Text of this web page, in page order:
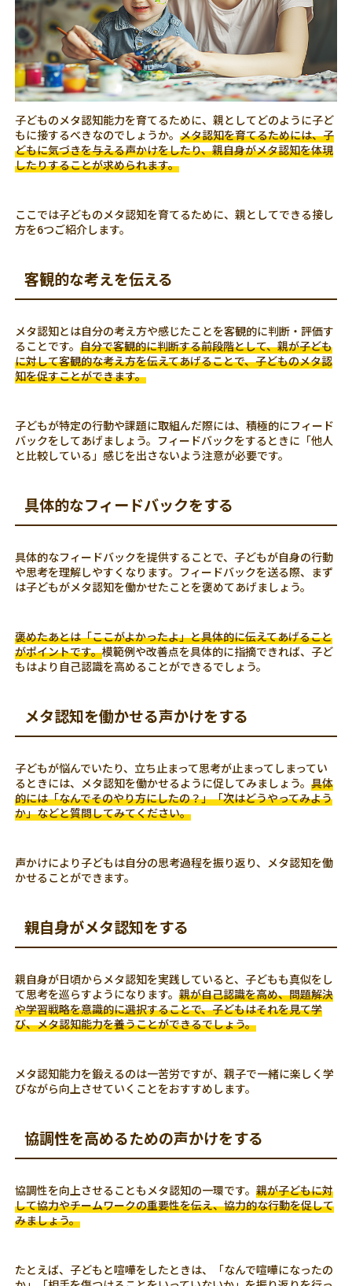
子どものメタ認知能力を育てるために、親としてどのように子ど
もに接するべきなのでしょうか。メタ認知を育てるためには、子
どもに気づきを与える声かけをしたり、親自身がメタ認知を体現
したりすることが求められます。
ここでは子どものメタ認知を育てるために、親としてできる接し
方を6つご紹介します。
客観的な考えを伝える
メタ認知とは自分の考え方や感じたことを客観的に判断・評価す
ることです。自分で客観的に判断する前段階として、親が子ども
に対して客観的な考え方を伝えてあげることで、子どものメタ認
知を促すことができます。
子どもが特定の行動や課題に取組んだ際には、積極的にフィード
バックをしてあげましょう。フィードバックをするときに「他人
と比較している」感じを出さないよう注意が必要です。
具体的なフィードバックをする
具体的なフィードバックを提供することで、子どもが自身の行動
や思考を理解しやすくなります。フィードバックを送る際、まず
は子どもがメタ認知を働かせたことを褒めてあげましょう。
褒めたあとは「ここがよかったよ」と具体的に伝えてあげること
がポイントです。模範例や改善点を具体的に指摘できれば、子ど
もはより自己認識を高めることができるでしょう。
メタ認知を働かせる声かけをする
子どもが悩んでいたり、立ち止まって思考が止まってしまってい
るときには、メタ認知を働かせるように促してみましょう。具体
的には「なんでそのやり方にしたの？」「次はどうやってみよう
か」などと質問してみてください。
声かけにより子どもは自分の思考過程を振り返り、メタ認知を働
かせることができます。
親自身がメタ認知をする
親自身が日頃からメタ認知を実践していると、子どもも真似をし
て思考を巡らすようになります。親が自己認識を高め、問題解決
や学習戦略を意識的に選択することで、子どもはそれを見て学
び、メタ認知能力を養うことができるでしょう。
メタ認知能力を鍛えるのは一苦労ですが、親子で一緒に楽しく学
びながら向上させていくことをおすすめします。
協調性を高めるための声かけをする
協調性を向上させることもメタ認知の一環です。親が子どもに対
して協力やチームワークの重要性を伝え、協力的な行動を促して
みましょう。
たとえば、子どもと喧嘩をしたときは、「なんで喧嘩になったの